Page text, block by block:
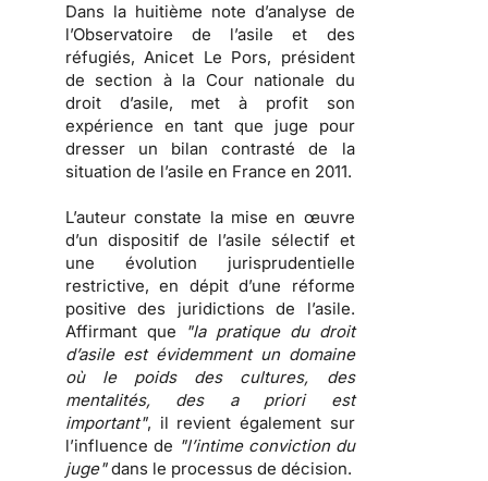
Dans la huitième note d’analyse de
l’Observatoire de l’asile et des
réfugiés,Anicet Le Pors, président
de section à la Cour nationale du
droit d’asile, met à profit son
expérience en tant que juge pour
dresser un bilan contrasté de la
situation de l’asile en France en 2011.
L’auteur constate la mise en œuvre
d’un dispositif de l’asile sélectif et
une évolution jurisprudentielle
restrictive, en dépit d’une réforme
positive des juridictions de l’asile.
Affirmant que
"la pratique du droit
d’asile est évidemment un domaine
où le poids des cultures, des
mentalités, des a priori est
important", il revient également sur
l’influence de "l’intime conviction du
juge"dans le processus de décision.